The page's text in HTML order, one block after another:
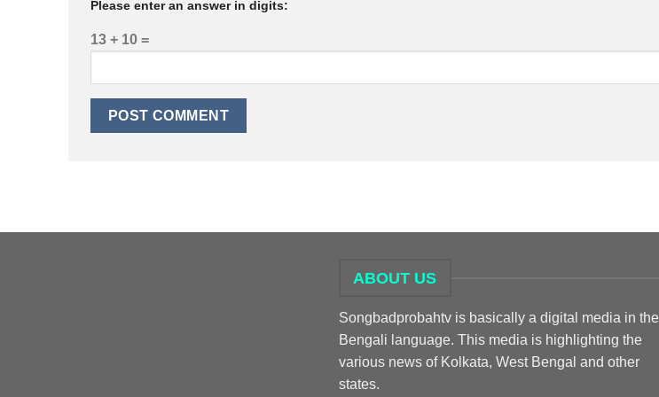
Please enter an answer in digits:
13 + 10 =
ABOUT US
Songbadprobahtv is basically a digital media in the
Bengali language. This media is highlighting the
various news of Kolkata, West Bengal and other
states.